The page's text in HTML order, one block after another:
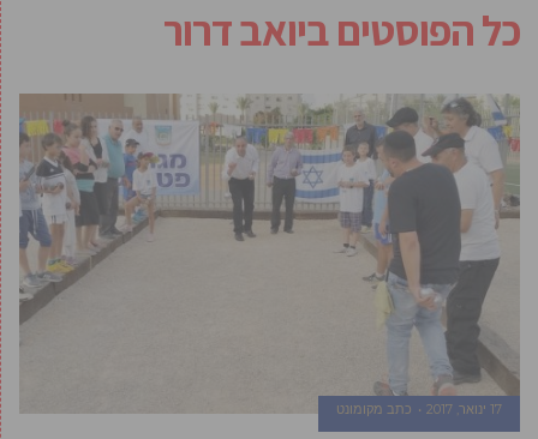
כל הפוסטים ביואב דרור
17 ינואר, 2017 כתב מקומונט